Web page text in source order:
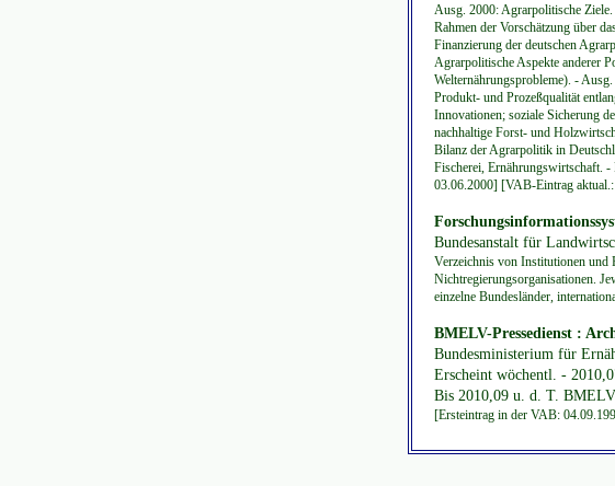
Ausg. 2000: Agrarpolitische
Rahmen der Vorschätzung über
Finanzierung der deutschen
Agrarpolitische Aspekte anderer
Welternährungsprobleme). -
Produkt- und Prozeßqualität
Innovationen; soziale Sicherung
nachhaltige Forst- und
Bilanz der Agrarpolitik in
Fischerei, Ernährungswirtschaft.
03.06.2000] [VAB-Eintrag
Bundesanstalt für
Verzeichnis von Institutionen und
Nichtregierungsorganisationen.
einzelne Bundesländer,
BMELV-Pressedienst :
Bundesministerium für
Erscheint wöchentl. -
Bis 2010,09 u. d. T.
[Ersteintrag in der VAB: